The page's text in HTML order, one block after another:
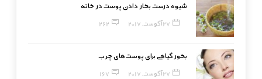
شیوه درست بخار دادن پوست در خانه
27 آگوست, 2017 262
بخور گیاهی برای پوست‌های چرب
27 آگوست, 2017 167